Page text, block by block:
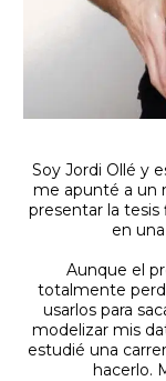
Soy Jordi Ollé y
me apunté a un
presentar la tesis
en
Aunque el
totalmente
usarlos para
modelizar mis
estudié una
hacerlo.